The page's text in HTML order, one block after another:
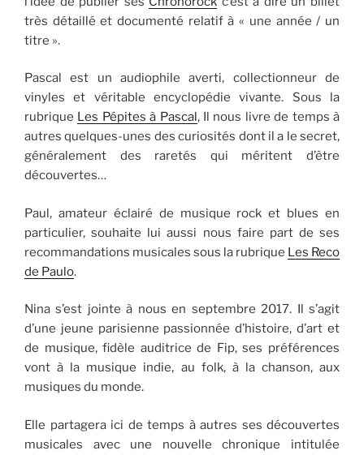
très détaillé et documenté relatif à « une année / un
titre ».
Pascal est un audiophile averti, collectionneur de
vinyles et véritable encyclopédie vivante. Sous la
rubrique Les Pépites à Pascal , Il nous livre de temps à
autres quelques-unes des curiosités dont il a le secret,
généralement des raretés qui méritent d’être
découvertes…
Paul, amateur éclairé de musique rock et blues en
particulier, souhaite lui aussi nous faire part de ses
recommandations musicales sous la rubrique Les Reco
de Paulo.
Nina s’est jointe à nous en septembre 2017. Il s’agit
d’une jeune parisienne passionnée d’histoire, d’art et
de musique, fidèle auditrice de Fip, ses préférences
vont à la musique indie, au folk, à la chanson, aux
musiques du monde.
Elle partagera ici de temps à autres ses découvertes
musicales avec une nouvelle chronique intitulée